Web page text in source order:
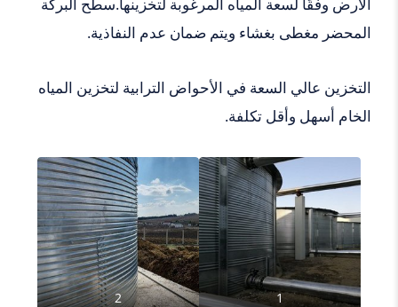
المحضر مغطى بغشاء ويتم ضمان عدم النفاذية.
التخزين عالي السعة في الأحواض الترابية لتخزين المياه
الخام أسهل وأقل تكلفة.
1
2